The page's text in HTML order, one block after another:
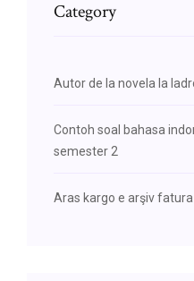
Category
Autor de la novela la
Contoh soal bahasa
semester 2
Aras kargo e arşiv fatura